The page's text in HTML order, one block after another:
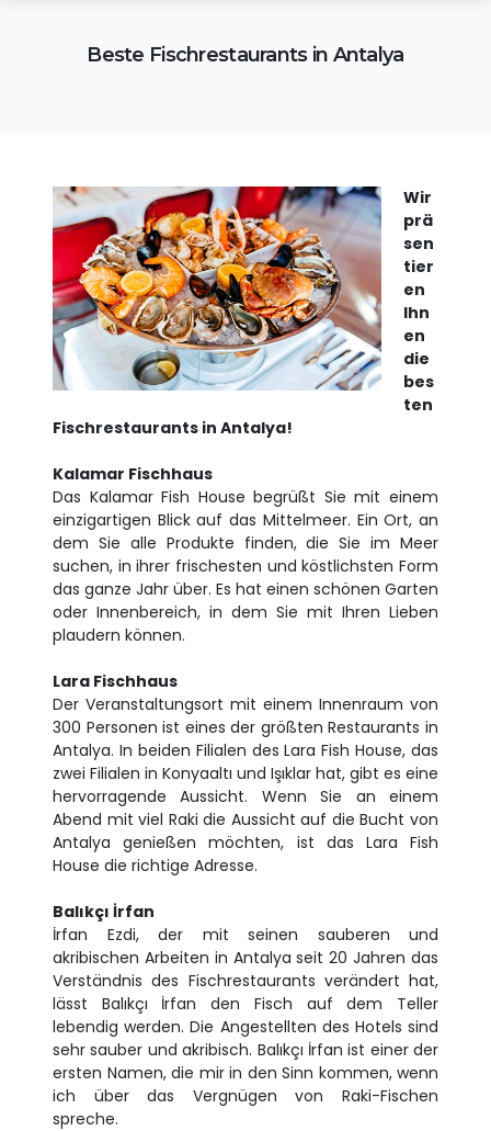
Beste Fischrestaurants in Antalya
Wir
prä
sen
tier
en
Ihn
en
die
bes
ten
Fischrestaurants in Antalya!
Kalamar Fischhaus
Das Kalamar Fish House begrüßt Sie mit einem
einzigartigen Blick auf das Mittelmeer. Ein Ort, an
dem Sie alle Produkte finden, die Sie im Meer
suchen, in ihrer frischesten und köstlichsten Form
das ganze Jahr über. Es hat einen schönen Garten
oder Innenbereich, in dem Sie mit Ihren Lieben
plaudern können.
Lara Fischhaus
Der Veranstaltungsort mit einem Innenraum von
300 Personen ist eines der größten Restaurants in
Antalya. In beiden Filialen des Lara Fish House, das
zwei Filialen in Konyaaltı und Işıklar hat, gibt es eine
hervorragende Aussicht. Wenn Sie an einem
Abend mit viel Raki die Aussicht auf die Bucht von
Antalya genießen möchten, ist das Lara Fish
House die richtige Adresse.
Balıkçı İrfan
İrfan Ezdi, der mit seinen sauberen und
akribischen Arbeiten in Antalya seit 20 Jahren das
Verständnis des Fischrestaurants verändert hat,
lässt Balıkçı İrfan den Fisch auf dem Teller
lebendig werden. Die Angestellten des Hotels sind
sehr sauber und akribisch. Balıkçı İrfan ist einer der
ersten Namen, die mir in den Sinn kommen, wenn
ich über das Vergnügen von Raki-Fischen
spreche.